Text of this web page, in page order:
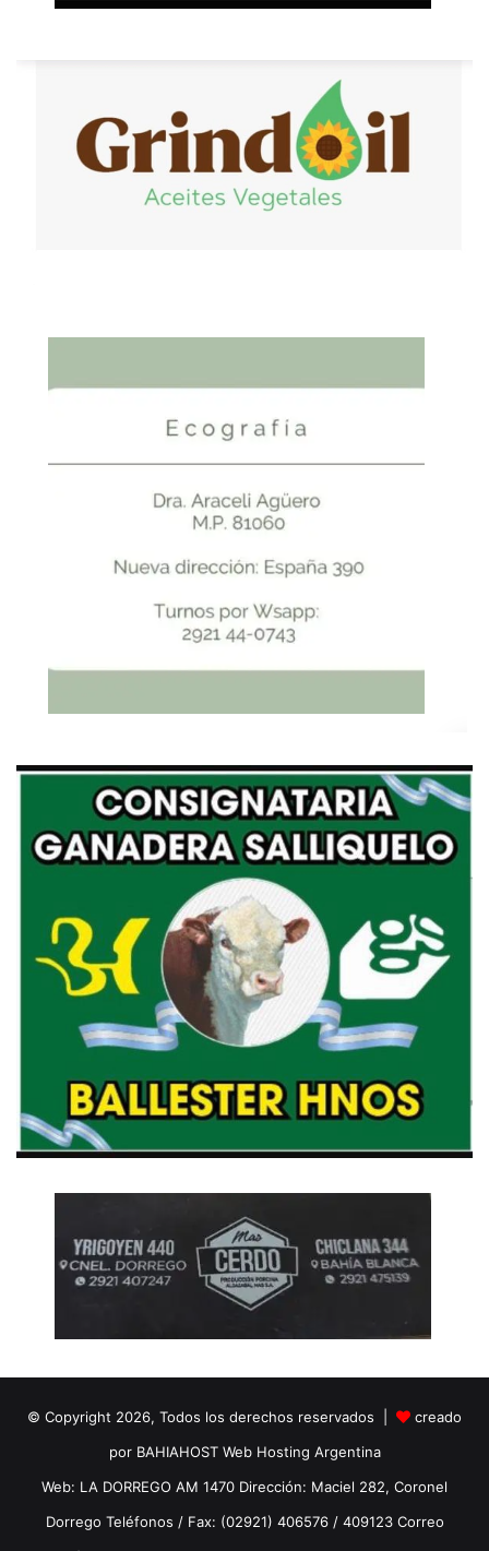
© Copyright 2026, Todos los derechos reservados |
creado
por BAHIAHOST Web Hosting Argentina
Web: LA DORREGO AM 1470 Dirección: Maciel 282, Coronel
Dorrego Teléfonos / Fax: (02921) 406576 / 409123 Correo